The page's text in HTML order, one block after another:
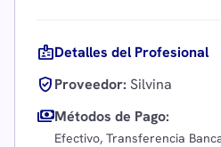
badgeDetalles del Profesional
verified_userProveedor: Silvina
paymentsMétodos de Pago:
Efectivo, Transferencia